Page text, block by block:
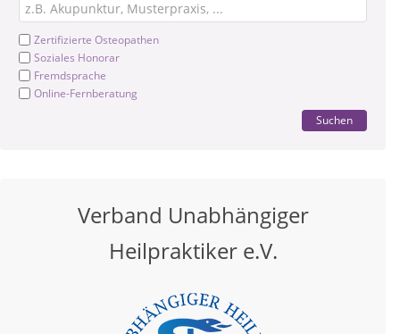
Zertifizierte Osteopathen
Soziales Honorar
Fremdsprache
Online-Fernberatung
Suchen
Verband Unabhängiger
Heilpraktiker e.V.